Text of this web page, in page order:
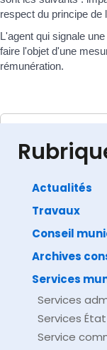
respect du principe de
L'agent qui signale
faire l'objet d'une
rémunération.
Direction de
Actualités
Travaux
Conseil
Archives
Services
Services
Services
Service